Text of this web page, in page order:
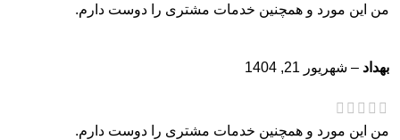
من این مورد و همچنین خدمات مشتری را دوست دارم.
بهداد – شهریور 21, 1404
من این مورد و همچنین خدمات مشتری را دوست دارم.